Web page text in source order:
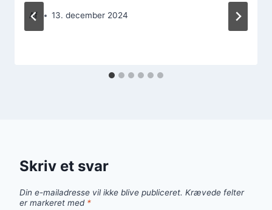
Af 13. december 2024
Skriv et svar
Din e-mailadresse vil ikke blive publiceret. Krævede felter
er markeret med *